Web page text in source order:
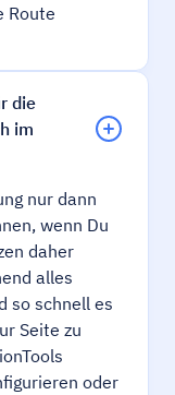
Route
die
im
nur dann
wenn Du
daher
alles
so schnell es
Seite zu
oder